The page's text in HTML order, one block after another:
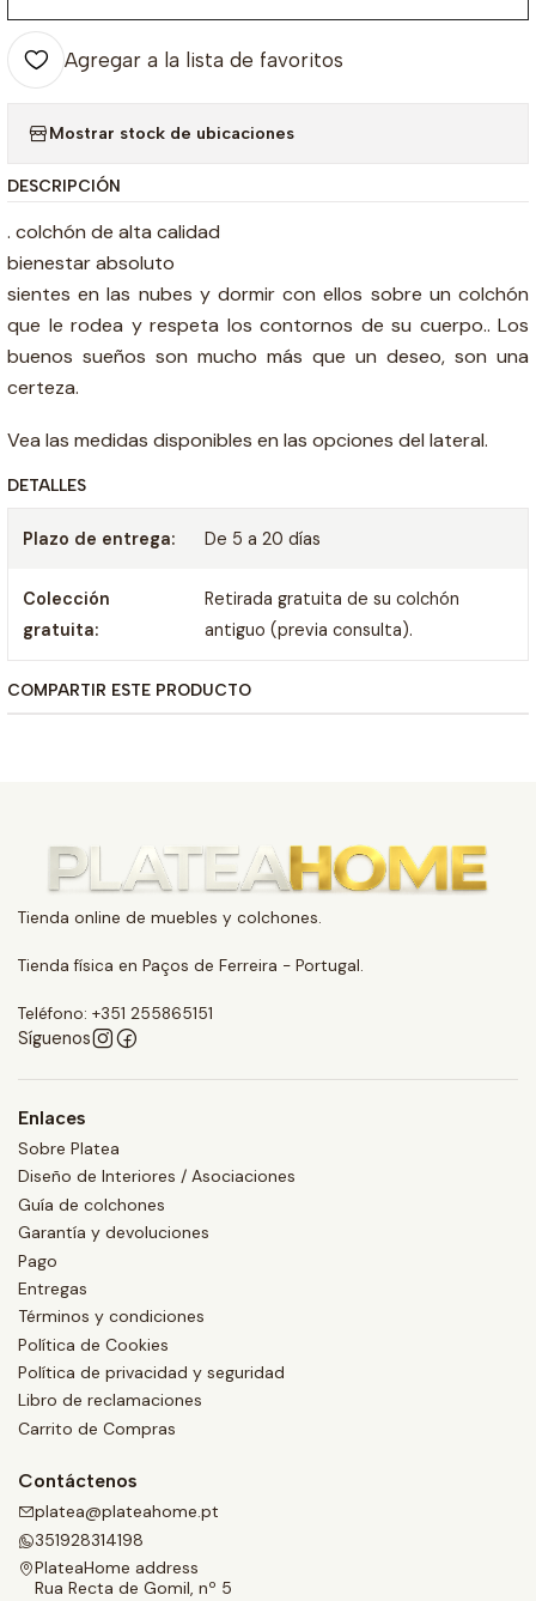
Agregar a la lista de favoritos
Mostrar stock de ubicaciones
DESCRIPCIÓN
. colchón de alta calidad
bienestar absoluto
sientes en las nubes y dormir con ellos sobre un colchón
que le rodea y respeta los contornos de su cuerpo.. Los
buenos sueños son mucho más que un deseo, son una
certeza.
Vea las medidas disponibles en las opciones del lateral.
DETALLES
Plazo de entrega: De 5 a 20 días
Colección
gratuita:
Retirada gratuita de su colchón
antiguo (previa consulta).
COMPARTIR ESTE PRODUCTO
Tienda online de muebles y colchones.
Tienda física en Paços de Ferreira - Portugal.
Teléfono: +351 255865151
Síguenos
Enlaces
Sobre Platea
Diseño de Interiores / Asociaciones
Guía de colchones
Garantía y devoluciones
Pago
Entregas
Términos y condiciones
Política de Cookies
Política de privacidad y seguridad
Libro de reclamaciones
Carrito de Compras
Contáctenos
platea@plateahome.pt
351928314198
PlateaHome address
Rua Recta de Gomil, nº 5